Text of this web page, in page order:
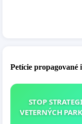
Petície
STOP
VETERNÝCH